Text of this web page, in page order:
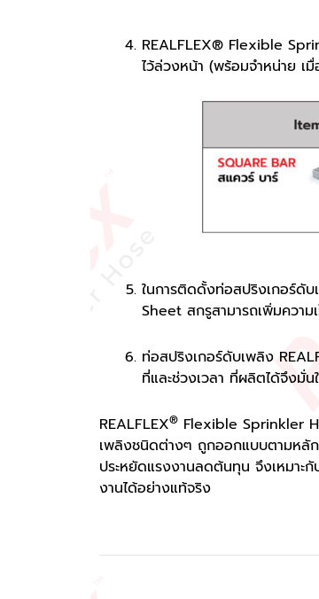
REALFLEX® Flexible
ไว้ล่วงหน้า (พร้อมจำหน่าย เ
ในการติดดั้งท่อสปริงเกอร์ดับ
Sheet สกรูสามารถเพิ่มควา
ท่อสปริงเกอร์ดับเพลิง
ที่และช่วงเวลา ที่ผลิตได้จึงมั่น
REALFLEX® Flexible Sprinkler
เพลิงชนิดต่างๆ ถูกออกแบบตามหลัก
ประหยัดแรงงานลดต้นทุน จึงเหมาะ
งานได้อย่างแท้จริง